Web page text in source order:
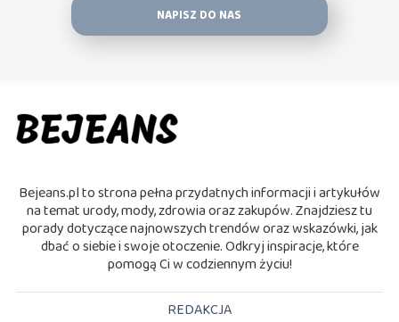
NAPISZ DO NAS
Bejeans.pl to strona pełna przydatnych informacji i artykułów
na temat urody, mody, zdrowia oraz zakupów. Znajdziesz tu
porady dotyczące najnowszych trendów oraz wskazówki, jak
dbać o siebie i swoje otoczenie. Odkryj inspiracje, które
pomogą Ci w codziennym życiu!
REDAKCJA